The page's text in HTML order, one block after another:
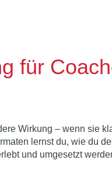
für
Wirkung – wenn sie
lernst du, wie du
und umgesetzt